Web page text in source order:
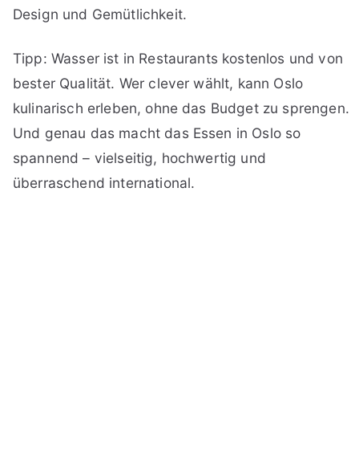
Design und Gemütlichkeit.
Tipp: Wasser ist in Restaurants kostenlos und von
bester Qualität. Wer clever wählt, kann Oslo
kulinarisch erleben, ohne das Budget zu sprengen.
Und genau das macht das Essen in Oslo so
spannend – vielseitig, hochwertig und
überraschend international.